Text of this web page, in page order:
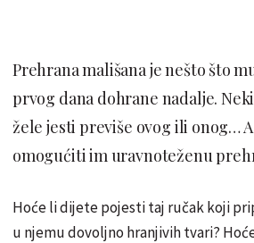
Prehrana mališana je nešto što
prvog dana dohrane nadalje.
žele jesti previše ovog ili onog…
omogućiti im uravnoteženu
Hoće li dijete pojesti taj ručak koji
u njemu dovoljno hranjivih tvari?